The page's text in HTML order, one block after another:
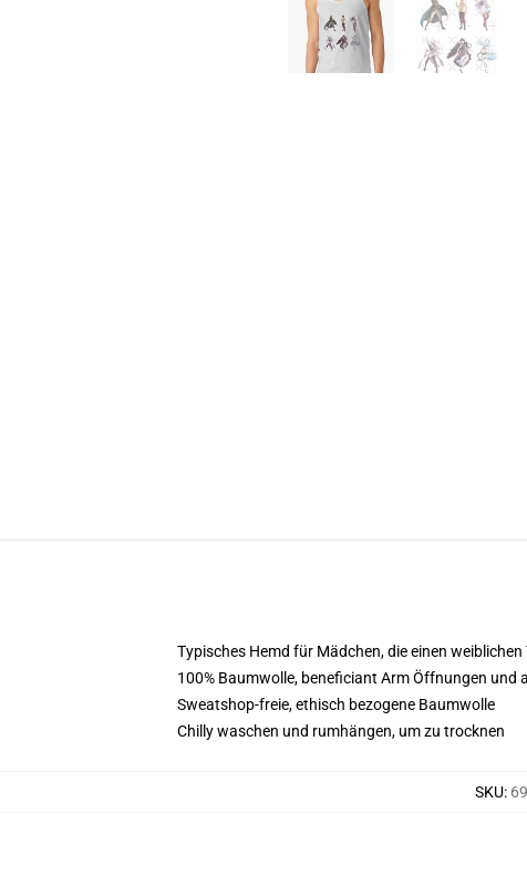
Typisches Hemd für Mädchen, die einen
100% Baumwolle, beneficiant Arm Öffnungen und
Sweatshop-freie, ethisch bezogene Baumwolle
Chilly waschen und rumhängen, um zu trocknen
SKU: